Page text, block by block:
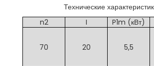
Технические
n2
I P1m (кВт)
70 20 5,5